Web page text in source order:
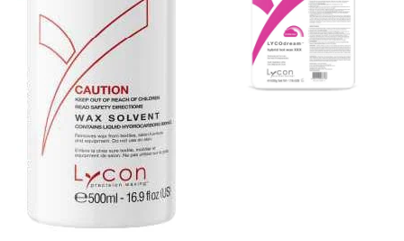
Pigmenti minerali
Primer gene
BUZE
Ruj
Creion de buze
Gloss de buze
SPRANCENE
Creioane sprancene
Gel pentru sprancene